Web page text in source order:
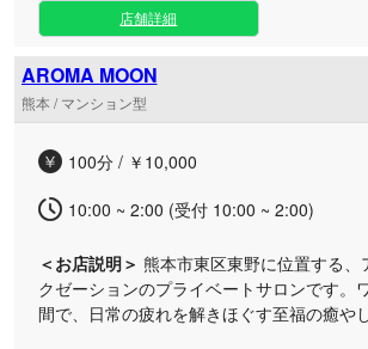
わず、日々のストレスをリセットしたい大
ロンです。 周囲を気にせずくつろげる店内は、心地よい音楽
と柔らかな光に包まれた癒やしの空間となっ
選したオイルを贅沢に使用し、丁寧にリン
だわりの施術は、深いリラックス効果をもたら
ィを大切にしております。 お仕事帰りの疲れたお身体のケア
常のリラックスタイムをご堪能ください。
店舗詳細
AROMA MOON
熊本 / マンション型
100分 / ￥10,000
10:00 ~ 2:00 (受付 10:00 ~ 2:00)
＜お店説明＞ 熊本市東区東野に位置する、
クゼーションのプライベートサロンです。
間で、日常の疲れを解きほぐす至福の癒や